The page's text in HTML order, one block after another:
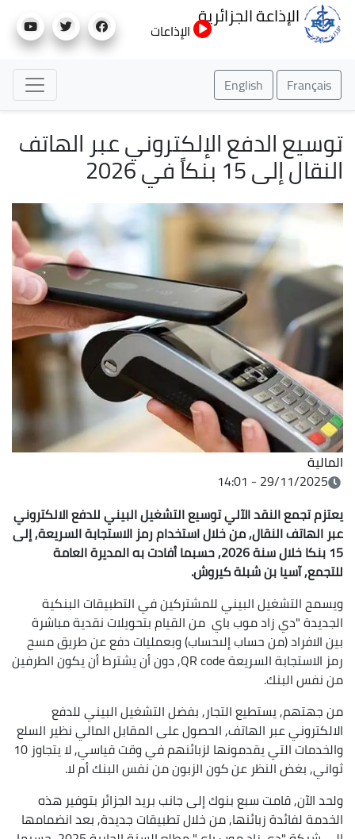
إلى
الإذاعة الجزائرية
الإذاعات
Français
English
توسيع الدفع الإلكتروني عبر الهاتف
النقال إلى 15 بنكاً في 2026
المالية
29/11/2025 - 14:01
يعتزم تجمع النقد الآلي توسيع التشغيل البيني للدفع الالكتروني
عبر الهاتف النقال, من خلال استخدام رمز الاستجابة السريعة, إلى
15 بنكا خلال سنة 2026, حسبما أفادت به المديرة العامة
للتجمع, آسيا بن شبلة كيروش.
ويسمح التشغيل البيني للمشتركين في التطبيقات البنكية
الجديدة "دي زاد موب باي من القيام بتحويلات نقدية مباشرة
بين الافراد (من حساب إلىحساب) وبعمليات دفع عن طريق مسح
رمز الاستجابة السريعة QR code, دون أن يشترط أن يكون الطرفين
من نفس البنك.
من جهتهم, يستطيع التجار, بفضل التشغيل البيني للدفع
الالكتروني عبر الهاتف, الحصول على المقابل المالي نظير السلع
والخدمات التي يقدمونها لزبائنهم في وقت قياسي, لا يتجاوز 10
ثواني, بغض النظر عن كون الزبون من نفس البنك أم لا.
ولحد الآن, قامت سبع بنوك إلى جانب بريد الجزائر بتوفير هذه
الخدمة لفائدة زبائنها, من خلال تطبيقات جديدة, بعد انضمامها